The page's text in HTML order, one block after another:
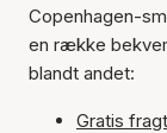
Copenhagen-
en række
blandt andet:
Gratis fragt